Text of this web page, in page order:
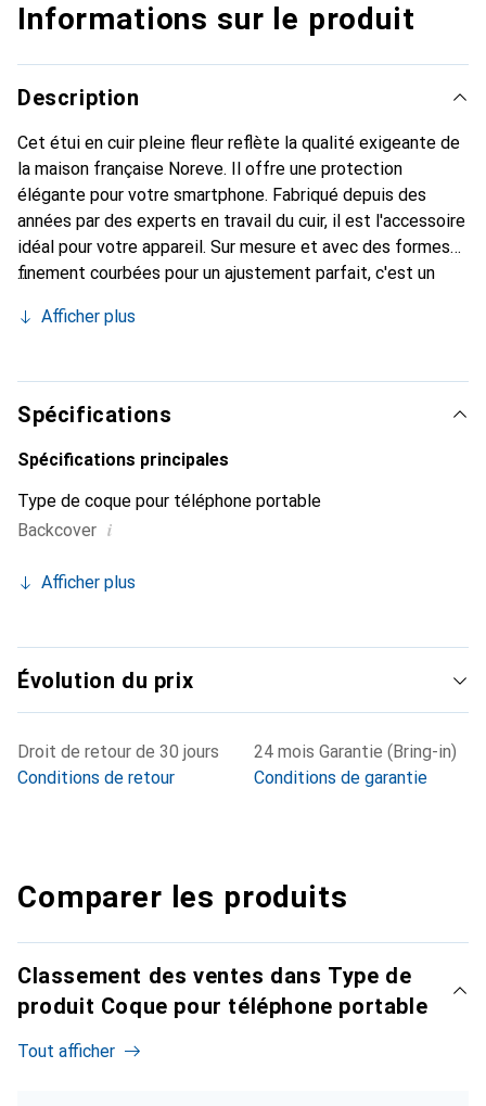
Informations sur le produit
Description
Cet étui en cuir pleine fleur reflète la qualité exigeante de
la maison française Noreve. Il offre une protection
élégante pour votre smartphone. Fabriqué depuis des
années par des experts en travail du cuir, il est l'accessoire
idéal pour votre appareil. Sur mesure et avec des formes
finement courbées pour un ajustement parfait, c'est un
smartphone. La marque Noreve est reconnue
est toujours un bon choix pour le client exigeant.
Afficher plus
Spécifications
Spécifications principales
Type de coque pour téléphone portable
Backcover i
Afficher plus
Évolution du prix
Droit de retour de 30 jours
Conditions de retour
24 mois Garantie (Bring-in)
Conditions de garantie
Comparer les produits
Classement des ventes dans Type de
produit Coque pour téléphone portable
Tout afficher